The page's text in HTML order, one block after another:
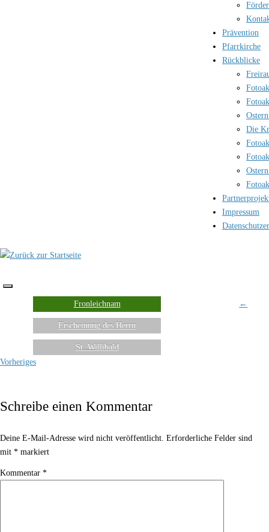
Prävention
Pfarrkirche
Rückblicke
Die
Impressum
Fronleichnam
Erscheinung des Herrn
St. Willibald
←
Vorheriges
Schreibe einen Kommentar
Deine E-Mail-Adresse wird nicht veröffentlicht. Erforderliche Felder sind
mit * markiert
Kommentar *